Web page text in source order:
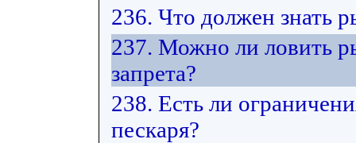
236. Что должен знать
237. Можно ли ловить
запрета?
238. Есть ли
пескаря?